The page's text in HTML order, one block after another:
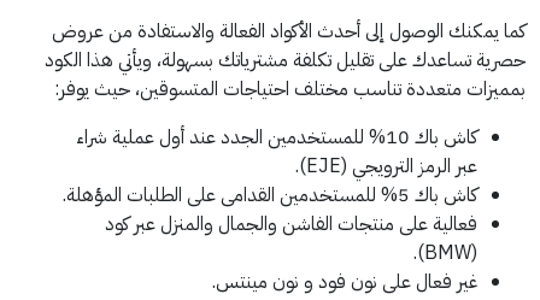
كما يمكنك الوصول إلى أحدث الأكواد الفعالة والاستفادة من عروض
حصرية تساعدك على تقليل تكلفة مشترياتك بسهولة، ويأتي هذا الكود
بمميزات متعددة تناسب مختلف احتياجات المتسوقين، حيث يوفر:
كاش باك 10% للمستخدمين الجدد عند أول عملية شراء
عبر الرمز الترويجي (EJE).
كاش باك 5% للمستخدمين القدامى على الطلبات المؤهلة.
فعالية على منتجات الفاشن والجمال والمنزل عبر كود
(BMW).
غير فعال على نون فود و نون مينتس.